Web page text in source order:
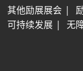
其他励展展会
可持续发展
无